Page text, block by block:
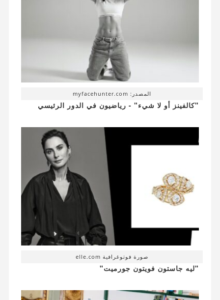
المصدر: myfacehunter.com
"كالفينز أو لا شيء" - رياضيون في الدور الرئيسي
صورة فوتوغرافية elle.com
"ليه جاستون فويتون جورميت"